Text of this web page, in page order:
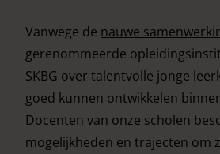
Vanwege de nauwe
gerenommeerde
SKBG over talentvolle jonge
goed kunnen ontwikkelen
Docenten van onze scholen
mogelijkheden en trajecten om